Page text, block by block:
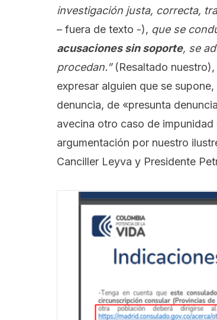
investigación justa, correcta,
– fuera de texto -), que se
acusaciones sin soporte, se
procedan.”(Resaltado
expresar alguien que se
denuncia, de «presunta
avecina otro caso de
argumentación por nuestro
Canciller Leyva y Presidente